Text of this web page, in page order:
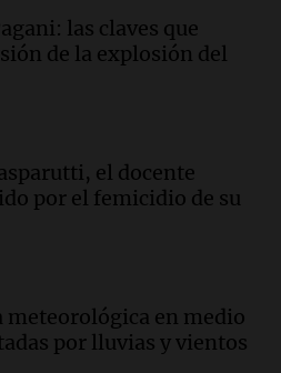
de Kapanga
en Rosario.
por simular robo
San Luis
de fertilidad y la
las claves que
de la explosión del
el docente
por el femicidio de su
meteorológica en medio
por lluvias y vientos